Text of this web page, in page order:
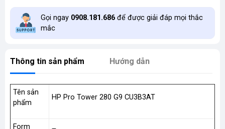
Gọi ngay 0908.181.686 để được giải đáp mọi thắc
mắc
Thông tin sản phẩm Hướng dẫn
Tên sản
phẩm
HP Pro Tower 280 G9 CU3B3AT
Form